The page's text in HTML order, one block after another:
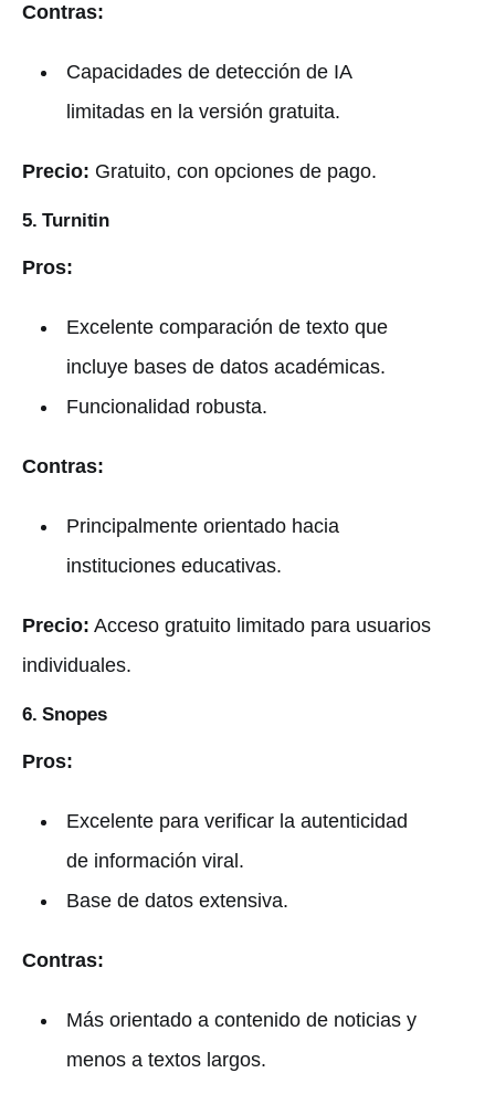
Contras:
Capacidades de detección de IA
limitadas en la versión gratuita.
Precio: Gratuito, con opciones de pago.
5. Turnitin
Pros:
Excelente comparación de texto que
incluye bases de datos académicas.
Funcionalidad robusta.
Contras:
Principalmente orientado hacia
instituciones educativas.
Precio: Acceso gratuito limitado para usuarios
individuales.
6. Snopes
Pros:
Excelente para verificar la autenticidad
de información viral.
Base de datos extensiva.
Contras:
Más orientado a contenido de noticias y
menos a textos largos.